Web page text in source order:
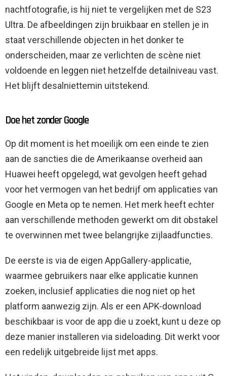
nachtfotografie, is hij niet te vergelijken met de S23
Ultra. De afbeeldingen zijn bruikbaar en stellen je in
staat verschillende objecten in het donker te
onderscheiden, maar ze verlichten de scène niet
voldoende en leggen niet hetzelfde detailniveau vast.
Het blijft desalniettemin uitstekend.
Doe het zonder Google
Op dit moment is het moeilijk om een ​​einde te zien
aan de sancties die de Amerikaanse overheid aan
Huawei heeft opgelegd, wat gevolgen heeft gehad
voor het vermogen van het bedrijf om applicaties van
Google en Meta op te nemen. Het merk heeft echter
aan verschillende methoden gewerkt om dit obstakel
te overwinnen met twee belangrijke zijlaadfuncties.
De eerste is via de eigen AppGallery-applicatie,
waarmee gebruikers naar elke applicatie kunnen
zoeken, inclusief applicaties die nog niet op het
platform aanwezig zijn. Als er een APK-download
beschikbaar is voor de app die u zoekt, kunt u deze op
deze manier installeren via sideloading. Dit werkt voor
een redelijk uitgebreide lijst met apps.